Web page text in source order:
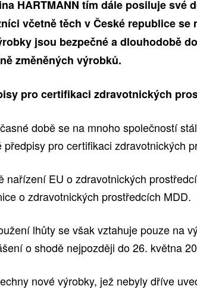
HARTMANN tím dále posiluje své
včetně těch v České republice
jsou bezpečné a dlouhodobě
změněných výrobků.
pro certifikaci zdravotnických
době se na mnoho společností
předpisy pro certifikaci zdravotnických
nařízení EU o zdravotnických
o zdravotnických prostředcích MDD.
lhůty se však vztahuje pouze na
o shodě nejpozději do 26. května
nové výrobky, jež nebyly dříve